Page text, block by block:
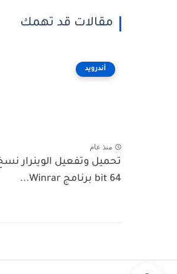
مقالات قد تهمك
أندرويد
منذ عام
64 bit برنامج Winrar...